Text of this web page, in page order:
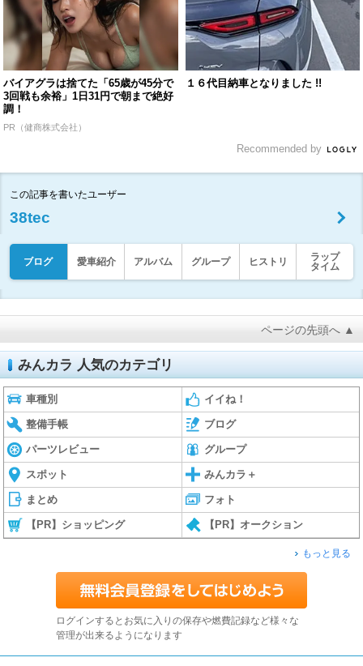
バイアグラは捨てた「65歳が45分で
3回戦も余裕」1日31円で朝まで絶好
調！
PR（健商株式会社）
１６代目納車となりました !!
Recommended by
この記事を書いたユーザー
38tec
ブログ 愛車紹介 アルバム グループ ヒストリ
ラップ
タイム
ページの先頭へ ▲
みんカラ 人気のカテゴリ
車種別 イイね！
整備手帳 ブログ
パーツレビュー グループ
スポット みんカラ＋
まとめ フォト
【PR】ショッピング 【PR】オークション
もっと見る
ログインするとお気に入りの保存や燃費記録など様々な
管理が出来るようになります